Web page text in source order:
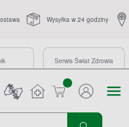
Wysyłka w 24 godziny
Serwis Świat Zdrowia
sztuk